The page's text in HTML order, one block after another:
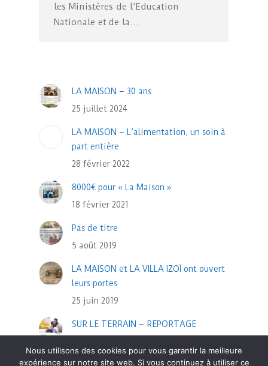
les Ministères de l’Education
Nationale et de la…
LA MAISON – 30 ans
25 juillet 2024
LA MAISON – L’alimentation, un soin à
part entière
28 février 2022
8000€ pour « La Maison »
18 février 2021
Pas de titre
5 août 2019
LA MAISON et LA VILLA IZOÏ ont ouvert
leurs portes
25 juin 2019
SUR LE TERRAIN – REPORTAGE
Nous utilisons des cookies pour vous garantir la meilleure
expérience sur notre site web. Si vous continuez à utiliser ce